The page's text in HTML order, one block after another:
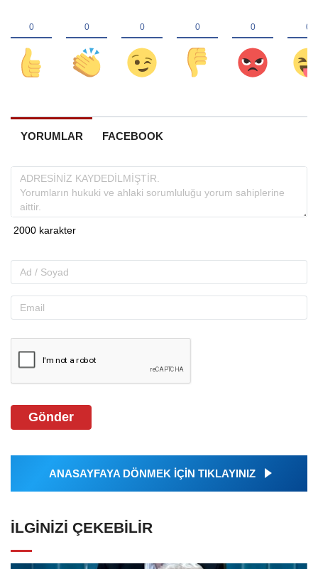
YORUMLAR FACEBOOK
Gönder
ANASAYFAYA DÖNMEK İÇİN TIKLAYINIZ
İLGINIZI ÇEKEBILIR